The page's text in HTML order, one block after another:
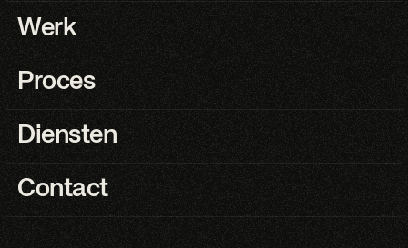
Werk
Proces
Diensten
Contact